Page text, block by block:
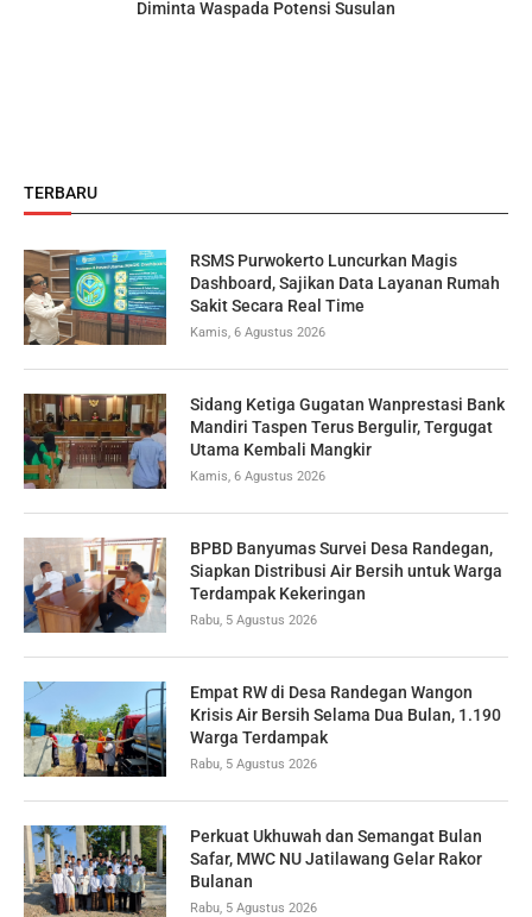
Diminta Waspada Potensi Susulan
TERBARU
RSMS Purwokerto Luncurkan Magis
Dashboard, Sajikan Data Layanan Rumah
Sakit Secara Real Time
Kamis, 6 Agustus 2026
Sidang Ketiga Gugatan Wanprestasi Bank
Mandiri Taspen Terus Bergulir, Tergugat
Utama Kembali Mangkir
Kamis, 6 Agustus 2026
BPBD Banyumas Survei Desa Randegan,
Siapkan Distribusi Air Bersih untuk Warga
Terdampak Kekeringan
Rabu, 5 Agustus 2026
Empat RW di Desa Randegan Wangon
Krisis Air Bersih Selama Dua Bulan, 1.190
Warga Terdampak
Rabu, 5 Agustus 2026
Perkuat Ukhuwah dan Semangat Bulan
Safar, MWC NU Jatilawang Gelar Rakor
Bulanan
Rabu, 5 Agustus 2026